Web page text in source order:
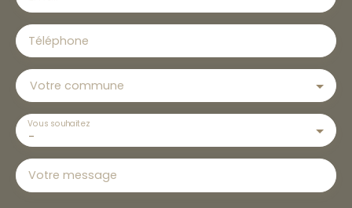
Téléphone
Votre commune
-
Vous souhaitez
Votre message